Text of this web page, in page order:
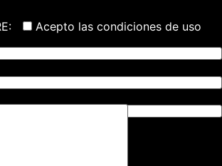
ELECTRÓNICO:
Acepto las condiciones de uso